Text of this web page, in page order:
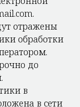
отражены
обработки
до
в
в сети